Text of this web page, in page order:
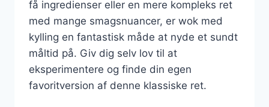
få ingredienser eller en mere kompleks ret
med mange smagsnuancer, er wok med
kylling en fantastisk måde at nyde et sundt
måltid på. Giv dig selv lov til at
eksperimentere og finde din egen
favoritversion af denne klassiske ret.